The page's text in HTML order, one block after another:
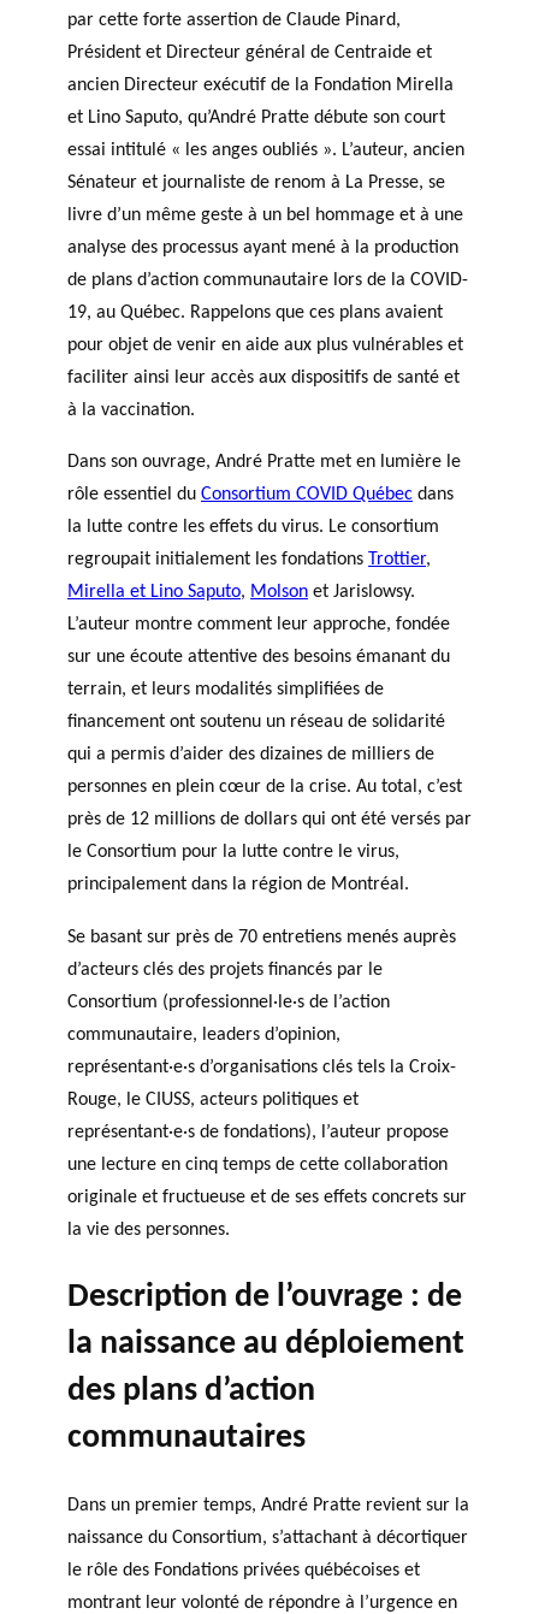
par cette forte assertion de Claude Pinard,
Président et Directeur général de Centraide et
ancien Directeur exécutif de la Fondation Mirella
et Lino Saputo, qu’André Pratte débute son court
essai intitulé « les anges oubliés ». L’auteur, ancien
Sénateur et journaliste de renom à La Presse, se
livre d’un même geste à un bel hommage et à une
analyse des processus ayant mené à la production
de plans d’action communautaire lors de la COVID-
19, au Québec. Rappelons que ces plans avaient
pour objet de venir en aide aux plus vulnérables et
faciliter ainsi leur accès aux dispositifs de santé et
à la vaccination.
Dans son ouvrage, André Pratte met en lumière le
rôle essentiel du Consortium COVID Québec dans
la lutte contre les effets du virus. Le consortium
regroupait initialement les fondations Trottier,
Mirella et Lino Saputo, Molson et Jarislowsy.
L’auteur montre comment leur approche, fondée
sur une écoute attentive des besoins émanant du
terrain, et leurs modalités simplifiées de
financement ont soutenu un réseau de solidarité
qui a permis d’aider des dizaines de milliers de
personnes en plein cœur de la crise. Au total, c’est
près de 12 millions de dollars qui ont été versés par
le Consortium pour la lutte contre le virus,
principalement dans la région de Montréal.
Se basant sur près de 70 entretiens menés auprès
d’acteurs clés des projets financés par le
Consortium (professionnel·le·s de l’action
communautaire, leaders d’opinion,
représentant·e·s d’organisations clés tels la Croix-
Rouge, le CIUSS, acteurs politiques et
représentant·e·s de fondations), l’auteur propose
une lecture en cinq temps de cette collaboration
originale et fructueuse et de ses effets concrets sur
la vie des personnes.
Description de l’ouvrage : de
la naissance au déploiement
des plans d’action
communautaires
Dans un premier temps, André Pratte revient sur la
naissance du Consortium, s’attachant à décortiquer
le rôle des Fondations privées québécoises et
montrant leur volonté de répondre à l’urgence en